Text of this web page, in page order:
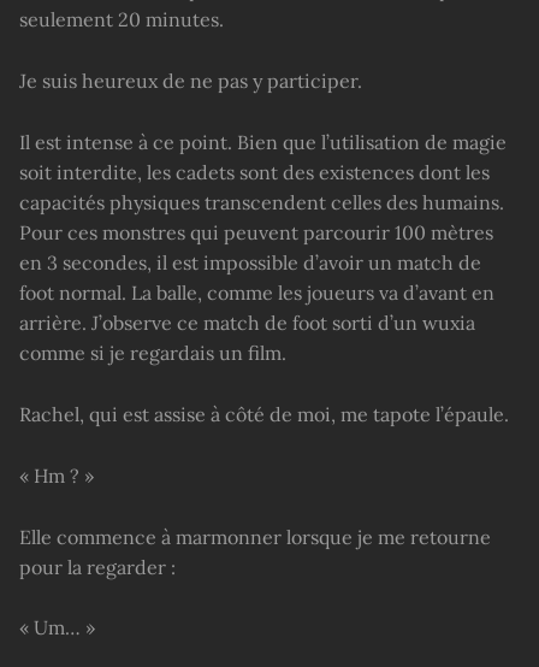
seulement 20 minutes.
Je suis heureux de ne pas y participer.
Il est intense à ce point. Bien que l’utilisation de magie
soit interdite, les cadets sont des existences dont les
capacités physiques transcendent celles des humains.
Pour ces monstres qui peuvent parcourir 100 mètres
en 3 secondes, il est impossible d’avoir un match de
foot normal. La balle, comme les joueurs va d’avant en
arrière. J’observe ce match de foot sorti d’un wuxia
comme si je regardais un film.
Rachel, qui est assise à côté de moi, me tapote l’épaule.
« Hm ? »
Elle commence à marmonner lorsque je me retourne
pour la regarder :
« Um… »